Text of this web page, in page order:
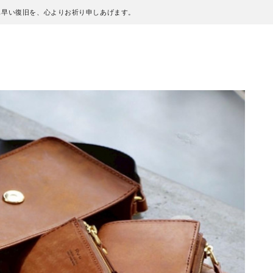
い復旧を、心よりお祈り申しあげます。